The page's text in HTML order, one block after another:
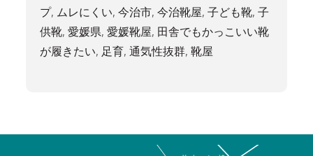
プ, ムレにくい,今治市,今治靴屋,子ども靴,子
供靴,愛媛県,愛媛靴屋, 田舎でもかっこいい靴
が履きたい, 足育,通気性抜群,靴屋